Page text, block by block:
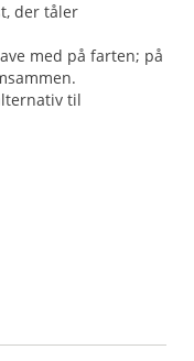
der tåler
med på farten; på
til